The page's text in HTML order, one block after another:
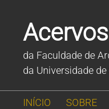
Acervos
da Faculdade de
da Universidade
INÍCIO SOBRE